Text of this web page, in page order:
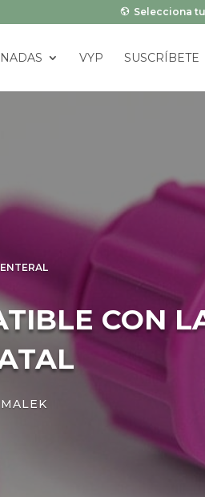
Selecciona
VYP SUSCRÍBETE
CON